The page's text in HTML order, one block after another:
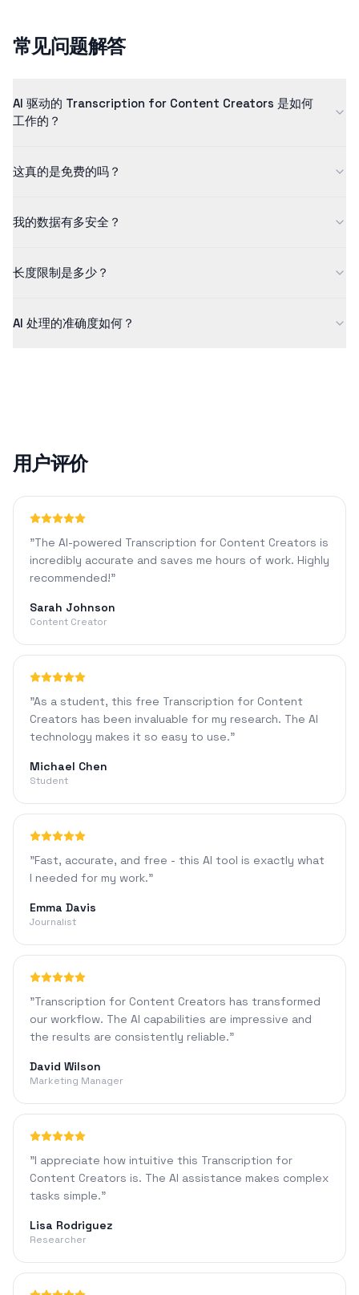
常见问题解答
AI 驱动的 Transcription for Content Creators 是如何
工作的？
技术，以极高的准确度将语音转换为文本。该 AI 模型经过数百万个
这真的是免费的吗？
理更长的内容和使用更多功能，请查看我们的 Pro 计划。
我的数据有多安全？
并在处理后自动删除。我们绝不会存储或共享您的文件。
长度限制是多少？
分钟的内容，并可以使用自定义格式和 AI 聊天等高级功能。
AI 处理的准确度如何？
用户评价
"The AI-powered Transcription for Content Creators is
incredibly accurate and saves me hours of work. Highly
recommended!"
Sarah Johnson
Content Creator
"As a student, this free Transcription for Content
Creators has been invaluable for my research. The AI
technology makes it so easy to use."
Michael Chen
Student
"Fast, accurate, and free - this AI tool is exactly what
I needed for my work."
Emma Davis
Journalist
"Transcription for Content Creators has transformed
our workflow. The AI capabilities are impressive and
the results are consistently reliable."
David Wilson
Marketing Manager
"I appreciate how intuitive this Transcription for
Content Creators is. The AI assistance makes complex
tasks simple."
Lisa Rodriguez
Researcher